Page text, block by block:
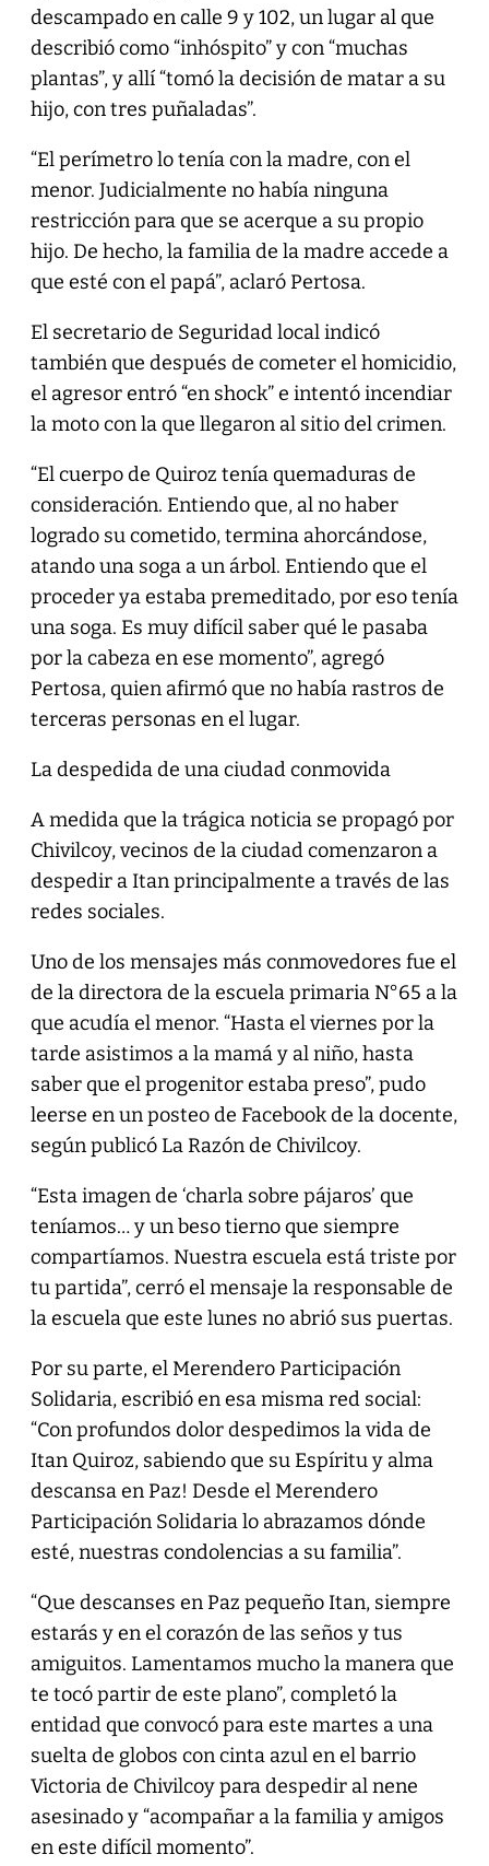
descampado en calle 9 y 102, un lugar al que
describió como “inhóspito” y con “muchas
plantas”, y allí “tomó la decisión de matar a su
hijo, con tres puñaladas”.
“El perímetro lo tenía con la madre, con el
menor. Judicialmente no había ninguna
restricción para que se acerque a su propio
hijo. De hecho, la familia de la madre accede a
que esté con el papá”, aclaró Pertosa.
El secretario de Seguridad local indicó
también que después de cometer el homicidio,
el agresor entró “en shock” e intentó incendiar
la moto con la que llegaron al sitio del crimen.
“El cuerpo de Quiroz tenía quemaduras de
consideración. Entiendo que, al no haber
logrado su cometido, termina ahorcándose,
atando una soga a un árbol. Entiendo que el
proceder ya estaba premeditado, por eso tenía
una soga. Es muy difícil saber qué le pasaba
por la cabeza en ese momento”, agregó
Pertosa, quien afirmó que no había rastros de
terceras personas en el lugar.
La despedida de una ciudad conmovida
A medida que la trágica noticia se propagó por
Chivilcoy, vecinos de la ciudad comenzaron a
despedir a Itan principalmente a través de las
redes sociales.
Uno de los mensajes más conmovedores fue el
de la directora de la escuela primaria N°65 a la
que acudía el menor. “Hasta el viernes por la
tarde asistimos a la mamá y al niño, hasta
saber que el progenitor estaba preso”, pudo
leerse en un posteo de Facebook de la docente,
según publicó La Razón de Chivilcoy.
“Esta imagen de ‘charla sobre pájaros’ que
teníamos… y un beso tierno que siempre
compartíamos. Nuestra escuela está triste por
tu partida”, cerró el mensaje la responsable de
la escuela que este lunes no abrió sus puertas.
Por su parte, el Merendero Participación
Solidaria, escribió en esa misma red social:
“Con profundos dolor despedimos la vida de
Itan Quiroz, sabiendo que su Espíritu y alma
descansa en Paz! Desde el Merendero
Participación Solidaria lo abrazamos dónde
esté, nuestras condolencias a su familia”.
“Que descanses en Paz pequeño Itan, siempre
estarás y en el corazón de las seños y tus
amiguitos. Lamentamos mucho la manera que
te tocó partir de este plano”, completó la
entidad que convocó para este martes a una
suelta de globos con cinta azul en el barrio
Victoria de Chivilcoy para despedir al nene
asesinado y “acompañar a la familia y amigos
en este difícil momento”.